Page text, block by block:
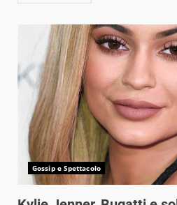
Gossip e Spettacolo